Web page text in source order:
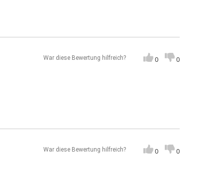
War diese Bewertung hilfreich? 0 0
War diese Bewertung hilfreich? 0 0